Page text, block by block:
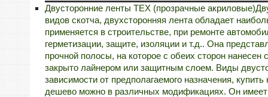
Двусторонние ленты TEX (прозрачные акриловые)
видов скотча, двухсторонняя лента обладает
применяется в строительстве, при ремонте
герметизации, защите, изоляции и т.д.. Она
прочной полосы, на которое с обеих сторон нанесен
закрыто лайнером или защитным слоем. Виды
зависимости от предполагаемого назначения,
дешево можно в различных модификациях. Он